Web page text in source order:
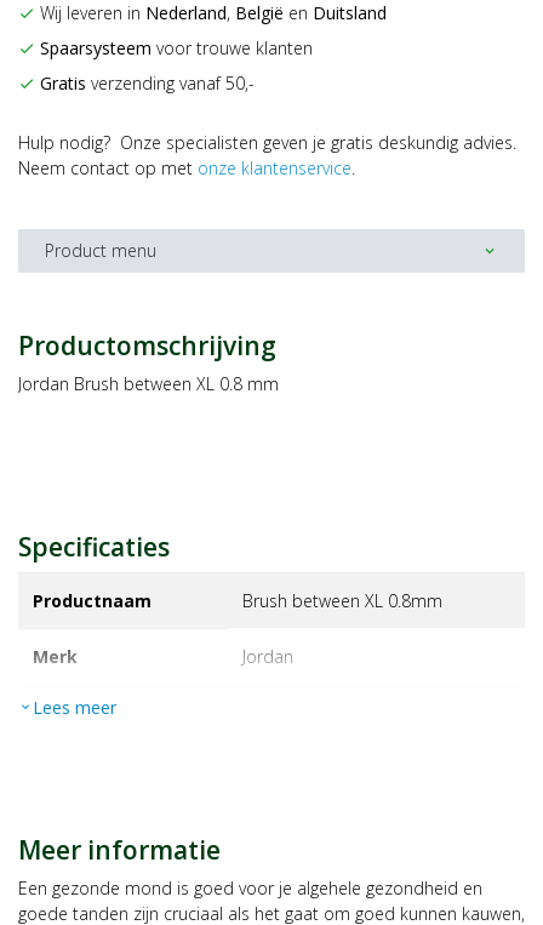
check Wij leveren in Nederland, België en Duitsland
check Spaarsysteem voor trouwe klanten
check Gratis verzending vanaf 50,-
Hulp nodig? Onze specialisten geven je gratis deskundig advies.
Neem contact op met onze klantenservice.
Product menu expand_more
Productomschrijving
Jordan Brush between XL 0.8 mm
Specificaties
Productnaam Brush between XL 0.8mm
Merk jordan
EAN
expand_more Lees meer
Meer informatie
Een gezonde mond is goed voor je algehele gezondheid en
goede tanden zijn cruciaal als het gaat om goed kunnen kauwen,